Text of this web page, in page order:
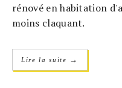
rénové en habitation
moins claquant.
Lire la suite →